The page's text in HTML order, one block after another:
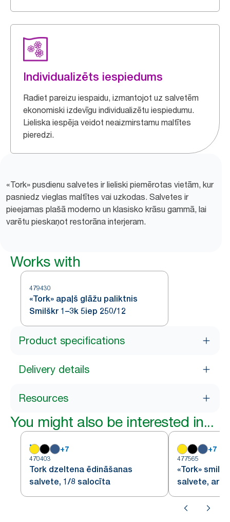
Individualizēts iespiedums
Radiet pareizu iespaidu, izmantojot uz salvetēm
ekonomiski izdevīgu individualizētu iespiedumu.
Lieliska iespēja veidot neaizmirstamu maltītes
pieredzi.
«Tork» pusdienu salvetes ir lieliski piemērotas vietām, kur
pasniedz vieglas maltītes vai uzkodas. Salvetes ir
pieejamas plašā moderno un klasisko krāsu gammā, lai
varētu pieskaņot restorāna interjeram.
Works with
479430
«Tork» apaļš glāžu paliktnis
Smilškr 1–3k 5iep 250/12
Product specifications
Delivery details
Resources
You might also be interested in...
+7
470403
Tork dzeltena ēdināšanas
salvete, 1/8 salocīta
+7
477565
«Tork»
salvete, ar